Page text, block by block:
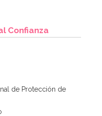
Confianza
de Protección de